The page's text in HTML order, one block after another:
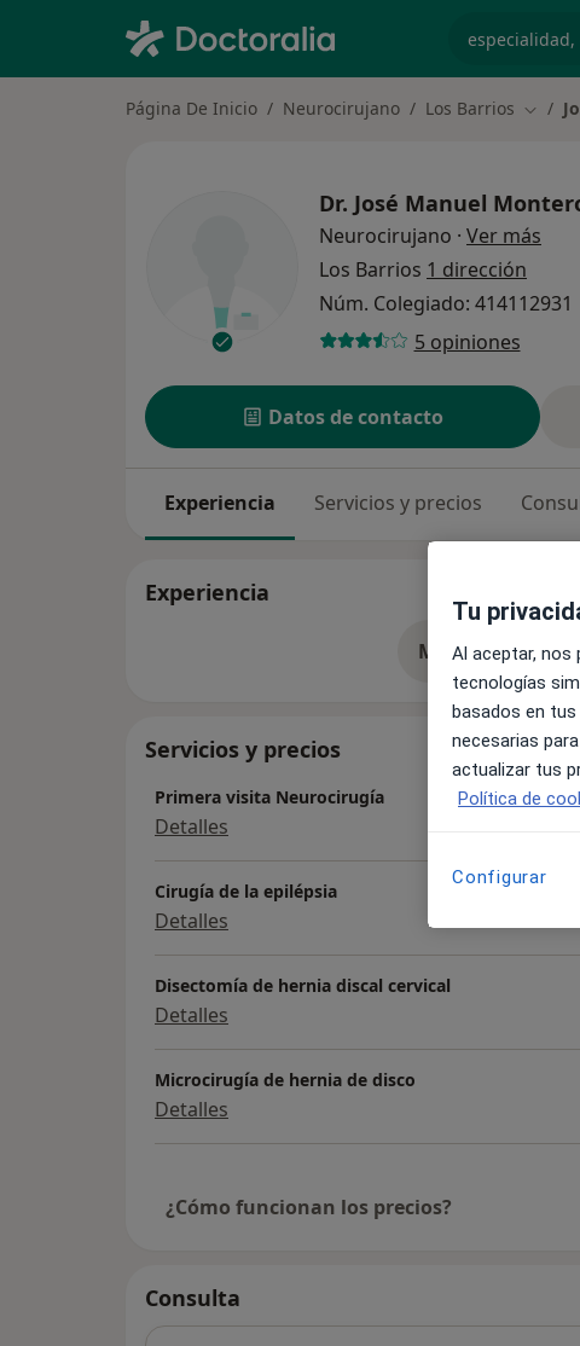
Página De Inicio Neurocirujano Los Barrios
Dr. José Manuel
Neurocirujano · Ver más
Los Barrios 1 dirección
Núm. Colegiado: 414112931
5 opiniones
Datos de contacto
Experiencia Servicios y precios
Experiencia
Mostrar mássobre
Servicios y precios
Primera visita Neurocirugía
Detalles
Cirugía de la epilépsia
Detalles
Disectomía de hernia discal cervical
Detalles
Microcirugía de hernia de disco
Detalles
¿Cómo funcionan los precios?
Consulta
Tu
Al aceptar,
tecnologías
basados en
necesarias
actualizar tus
Política de
Configurar